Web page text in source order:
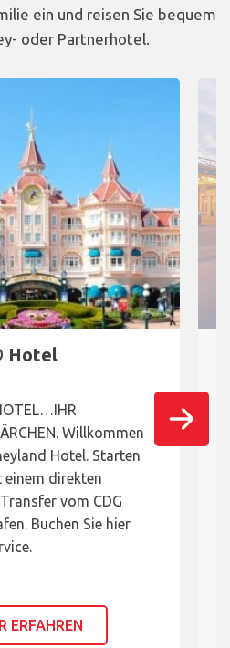
ein und reisen Sie bequem
oder Partnerhotel.
Hotel
Willkommen
Hotel. Starten
einem direkten
vom CDG
Buchen Sie hier
ERFAHREN